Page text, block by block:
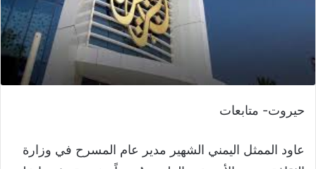
حيروت- متابعات
عاود الممثل اليمني الشهير مدير عام المسرح في وزارة